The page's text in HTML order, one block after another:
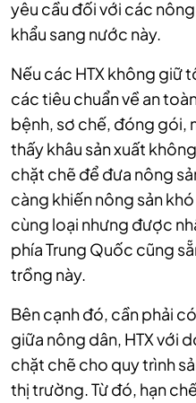
yêu cầu đối với các
khẩu sang nước này.
Nếu các HTX không giữ
các tiêu chuẩn về an
bệnh, sơ chế, đóng gói,
thấy khâu sản xuất
chặt chẽ để đưa nông
càng khiến nông sản
cùng loại nhưng được
phía Trung Quốc cũng
trồng này.
Bên cạnh đó, cần phải
giữa nông dân, HTX với
chặt chẽ cho quy trình
thị trường. Từ đó, hạn